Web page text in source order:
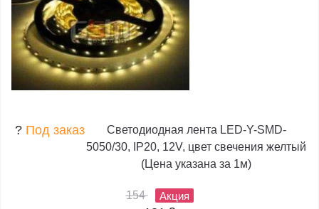
? Под заказ
Светодиодная лента LED-Y-SMD-
5050/30, IP20, 12V, цвет свечения желтый
(Цена указана за 1м)
154 Акция